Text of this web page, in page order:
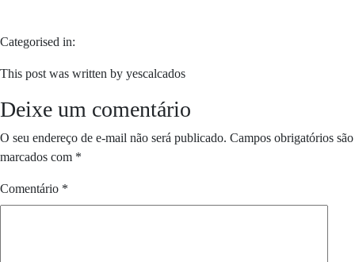
Categorised in:
This post was written by yescalcados
Deixe um comentário
O seu endereço de e-mail não será publicado. Campos obrigatórios são
marcados com *
Comentário *